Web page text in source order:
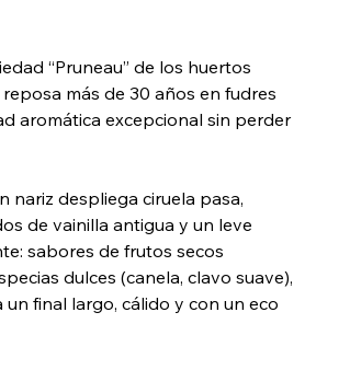
“Pruneau” de los huertos
reposa más de 30 años en fudres
aromática excepcional sin perder
nariz despliega ciruela pasa,
de vainilla antigua y un leve
sabores de frutos secos
dulces (canela, clavo suave),
final largo, cálido y con un eco